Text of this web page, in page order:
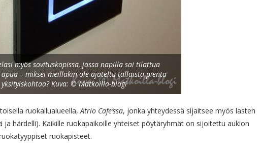
myös sovituskopissa, jossa napilla sai tilattua
– miksei meilläkin ole ajateltu tällaista pientä
yksityiskohtaa? Kuva: © Matkoilla-blogi
ruokailualueella,Atrio Cafe’ssa, jonka yhteydessä sijaitsee myös lasten
ja härdelli). Kaikille ruokapaikoille yhteiset pöytäryhmät on sijoitettu aukion
ruokapisteet.